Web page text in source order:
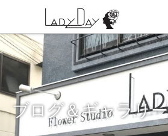
ブログ＆ギャラリー